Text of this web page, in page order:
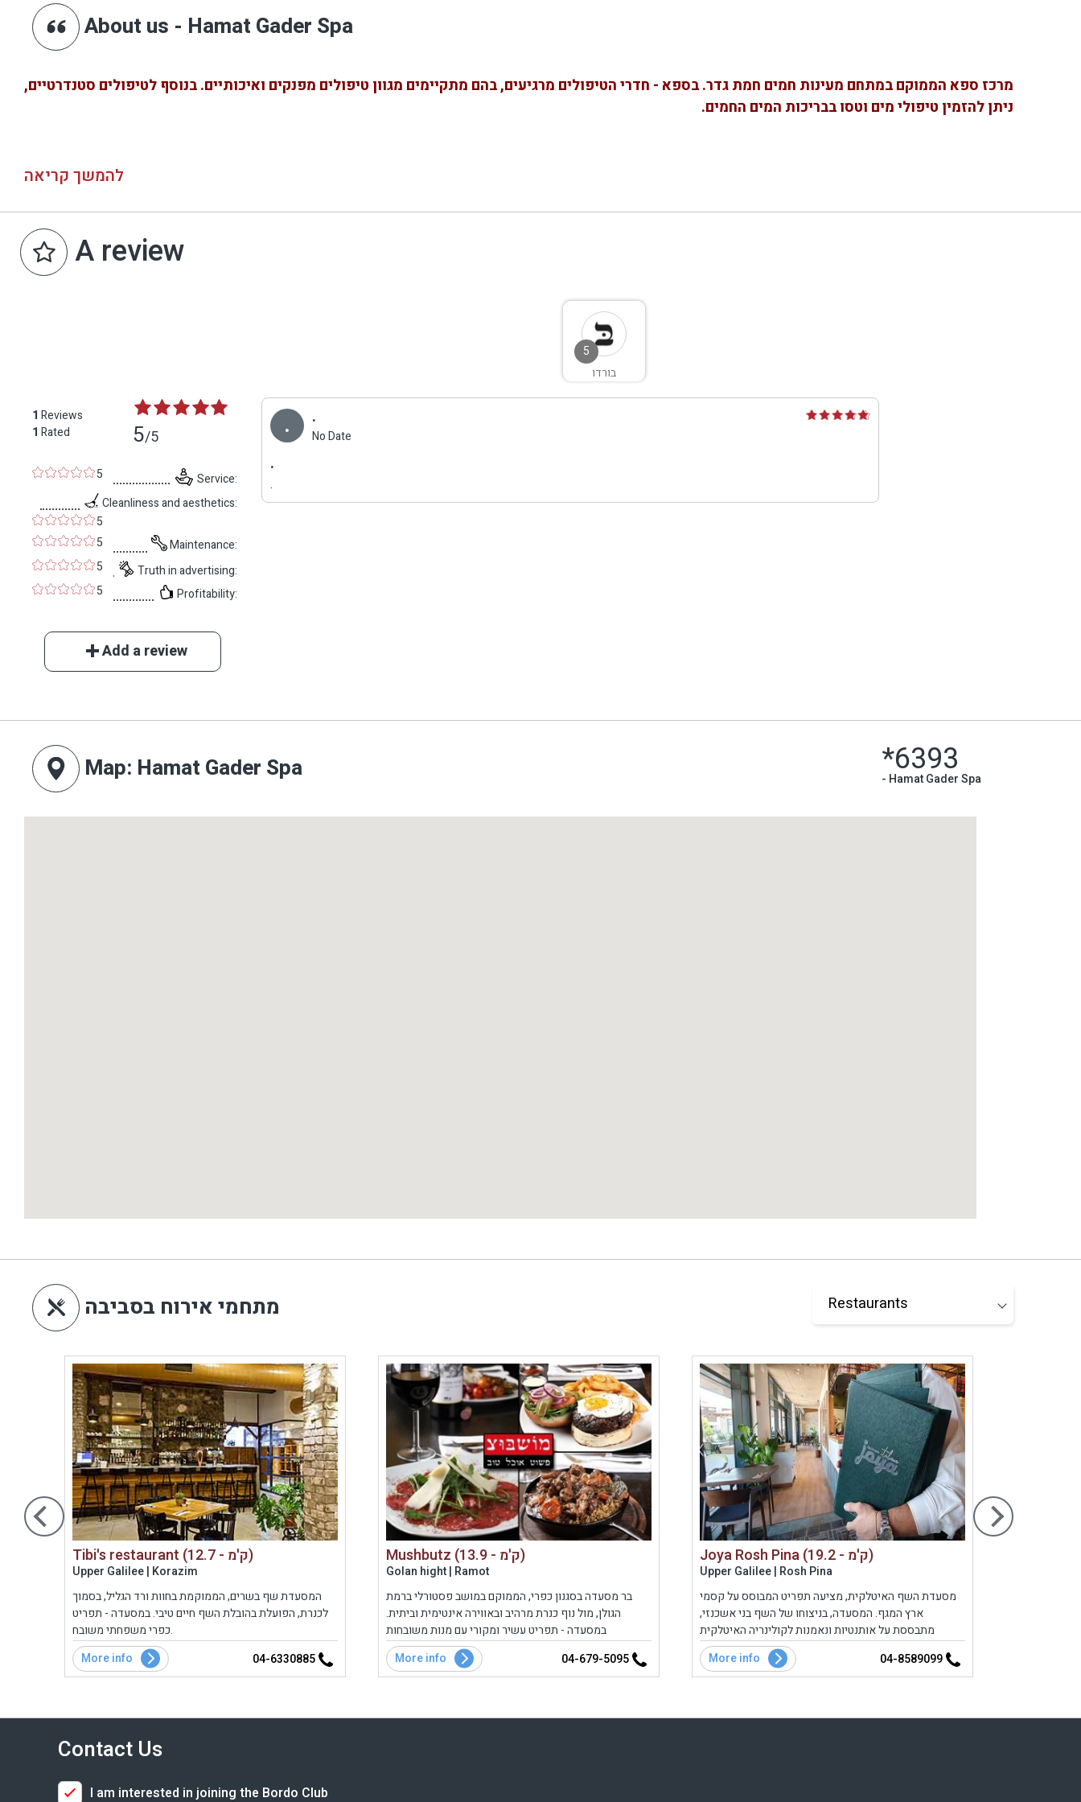
About us - Hamat Gader Spa
מרכז ספא הממוקם במתחם מעינות חמים חמת גדר. בספא - חדרי הטיפולים מרגיעים, בהם מתקיימים מגוון טיפולים מפנקים ואיכותיים. בנוסף לטיפולים סטנדרטיים,
ניתן להזמין טיפולי מים וטסו בבריכות המים החמים.
להמשך קריאה
A review
5
בורדו
. .
No Date
.
.
1 Reviews
1 Rated 5/5
Service:
5
Cleanliness and aesthetics:
5
Maintenance:
5
Truth in advertising:
5
Profitability:
5
Add a review
Map: Hamat Gader Spa *6393
- Hamat Gader Spa
מתחמי אירוח בסביבה
Tibi's restaurant (12.7 - ק'מ)
Upper Galilee | Korazim
המסעדת שף בשרים, הממוקמת בחוות ורד הגליל, בסמוך
לכנרת, הפועלת בהובלת השף חיים טיבי. במסעדה - תפריט
כפרי משפחתי משובח.
04-6330885
More info
Mushbutz (13.9 - ק'מ)
Golan hight | Ramot
בר מסעדה בסגנון כפרי, הממוקם במושב פסטורלי ברמת
הגולן, מול נוף כנרת מרהיב ובאווירה אינטימית וביתית.
במסעדה - תפריט עשיר ומקורי עם מנות משובחות
המשלבות השפעות ממטבחים ברחבי העולם ומיטב חומרי
הגלם הטריים של רמת הגולן ומבחר אלכוהולי מגוון.
04-679-5095
More info
Joya Rosh Pina (19.2 - ק'מ)
Upper Galilee | Rosh Pina
מסעדת השף האיטלקית, מציעה תפריט המבוסס על קסמי
ארץ המגף. המסעדה, בניצוחו של השף בני אשכנזי,
מתבססת על אותנטיות ונאמנות לקולינריה האיטלקית
המקורית. בסניף ראש פינה החדש, מקומות הסעדה נעימים
במתחם הפנים, מרפסת דק חיצונית ובר ישיבה. התפריט
עשיר ומגוון ומתאים
04-8589099
More info
Contact Us
I am interested in joining the Bordo Club